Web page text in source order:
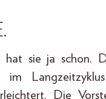
hat sie ja schon.
im
Die